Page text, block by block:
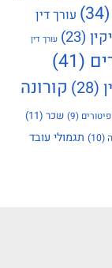
(34)
עורך דין
(23) עורך דין
(41)
(28)
קורונה
(9) שכר (11)
(10)
תגמולי עובד